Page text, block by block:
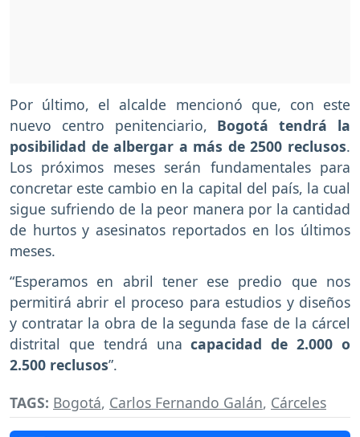
Por último, el alcalde mencionó que, con este
nuevo centro penitenciario, Bogotá tendrá la
posibilidad de albergar a más de 2500 reclusos.
Los próximos meses serán fundamentales para
concretar este cambio en la capital del país, la cual
sigue sufriendo de la peor manera por la cantidad
de hurtos y asesinatos reportados en los últimos
meses.
“Esperamos en abril tener ese predio que nos
permitirá abrir el proceso para estudios y diseños
y contratar la obra de la segunda fase de la cárcel
distrital que tendrá unacapacidad de 2.000 o
2.500 reclusos”.
TAGS: Bogotá, Carlos Fernando Galán, Cárceles